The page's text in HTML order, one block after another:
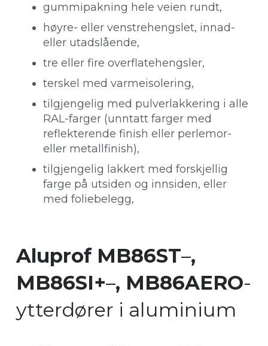
gummipakning hele veien rundt,
høyre- eller venstrehengslet, innad-
eller utadslående,
tre eller fire overflatehengsler,
terskel med varmeisolering,
tilgjengelig med pulverlakkering i alle
RAL-farger (unntatt farger med
reflekterende finish eller perlemor-
eller metallfinish),
tilgjengelig lakkert med forskjellig
farge på utsiden og innsiden, eller
med foliebelegg,
Aluprof MB86ST–,
MB86SI+–, MB86AERO-
ytterdører i aluminium